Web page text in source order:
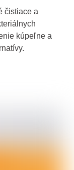
čistiace a
kúpeľne a